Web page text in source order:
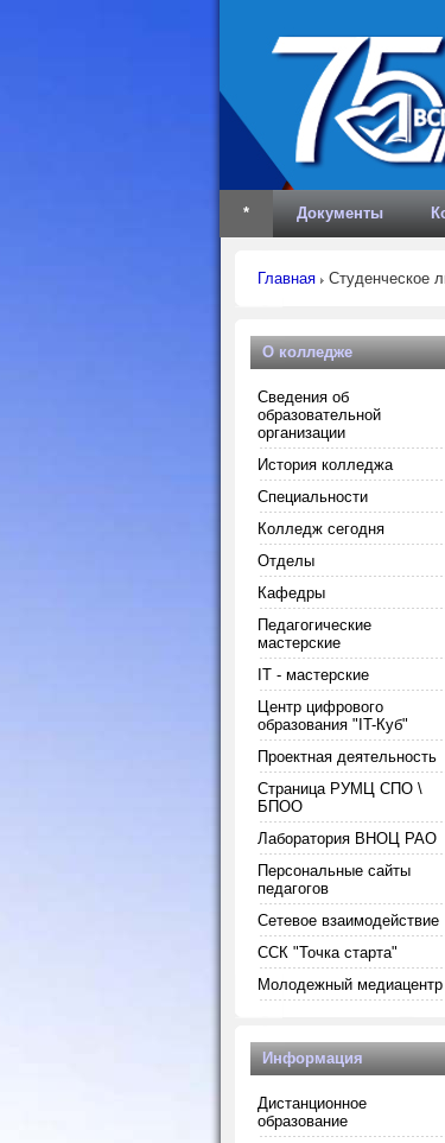
* Документы
Главная Студенческое
О колледже
Сведения об
образовательной
организации
История колледжа
Специальности
Колледж сегодня
Отделы
Кафедры
Педагогические
мастерские
IT - мастерские
Центр цифрового
образования "IT-Куб"
Проектная деятельность
Страница РУМЦ СПО \
БПОО
Лаборатория ВНОЦ РАО
Персональные сайты
педагогов
Сетевое взаимодействие
ССК "Точка старта"
Молодежный медиацентр
Информация
Дистанционное
образование